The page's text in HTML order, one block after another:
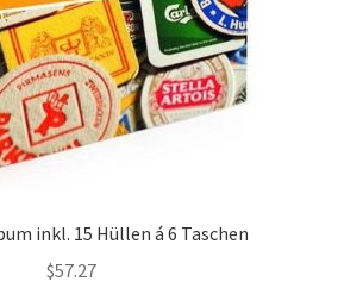
inkl. 15 Hüllen á 6 Taschen
$57.27